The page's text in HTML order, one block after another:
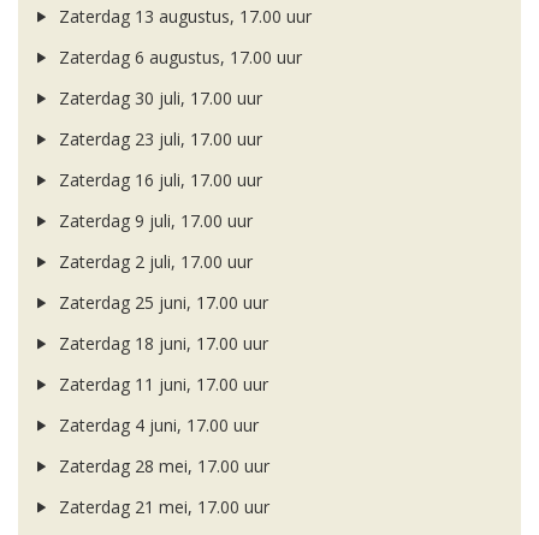
Zaterdag 13 augustus, 17.00 uur
Zaterdag 6 augustus, 17.00 uur
Zaterdag 30 juli, 17.00 uur
Zaterdag 23 juli, 17.00 uur
Zaterdag 16 juli, 17.00 uur
Zaterdag 9 juli, 17.00 uur
Zaterdag 2 juli, 17.00 uur
Zaterdag 25 juni, 17.00 uur
Zaterdag 18 juni, 17.00 uur
Zaterdag 11 juni, 17.00 uur
Zaterdag 4 juni, 17.00 uur
Zaterdag 28 mei, 17.00 uur
Zaterdag 21 mei, 17.00 uur